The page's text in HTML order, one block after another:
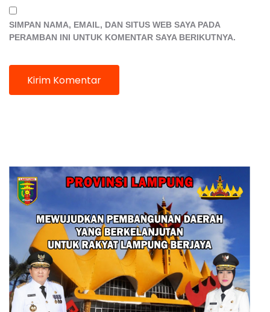
SIMPAN NAMA, EMAIL, DAN SITUS WEB SAYA PADA
PERAMBAN INI UNTUK KOMENTAR SAYA BERIKUTNYA.